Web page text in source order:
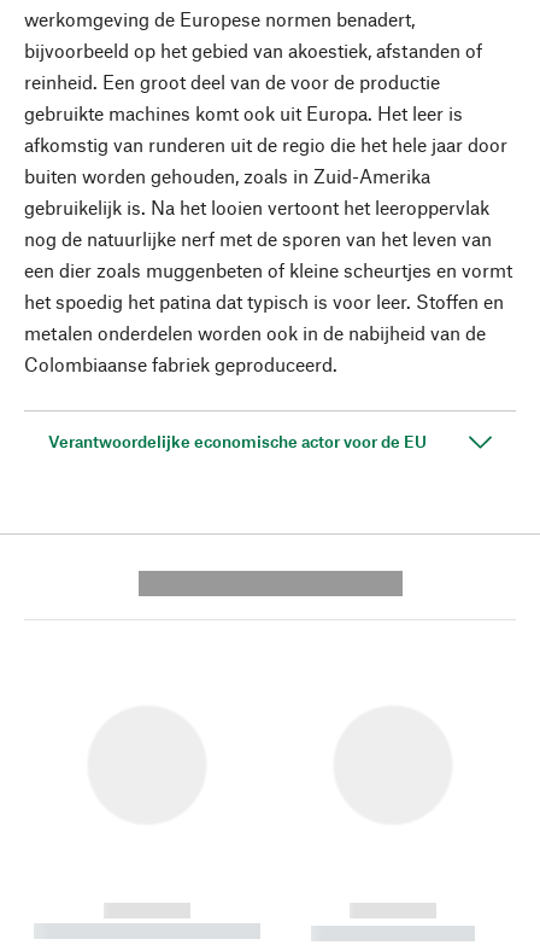
werkomgeving de Europese normen benadert,
bijvoorbeeld op het gebied van akoestiek, afstanden of
reinheid. Een groot deel van de voor de productie
gebruikte machines komt ook uit Europa. Het leer is
afkomstig van runderen uit de regio die het hele jaar door
buiten worden gehouden, zoals in Zuid-Amerika
gebruikelijk is. Na het looien vertoont het leeroppervlak
nog de natuurlijke nerf met de sporen van het leven van
een dier zoals muggenbeten of kleine scheurtjes en vormt
het spoedig het patina dat typisch is voor leer. Stoffen en
metalen onderdelen worden ook in de nabijheid van de
Colombiaanse fabriek geproduceerd.
Verantwoordelijke economische actor voor de EU
------------
----------- ----------- --------
------------
----------- -----------